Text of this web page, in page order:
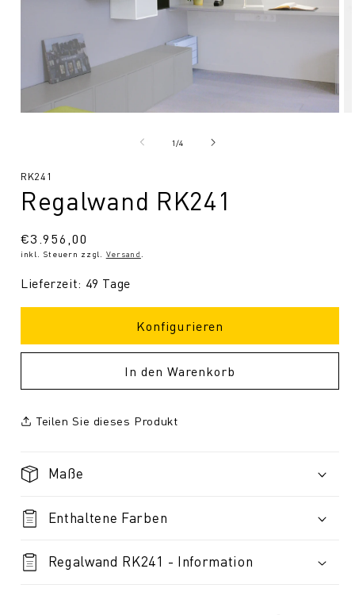
1/von
4
SKU:
RK241
Regalwand RK241
Normaler
Preis
€3.956,00
inkl. Steuern zzgl. Versand
Lieferzeit: 49 Tage
Konfigurieren
In den Warenkorb
Teilen Sie dieses Produkt
Maße
Enthaltene Farben
Regalwand RK241 - Information